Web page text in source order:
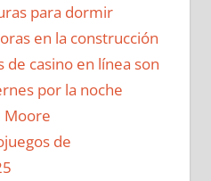
para dormir
en la construcción
de casino en línea son
por la noche
Moore
de